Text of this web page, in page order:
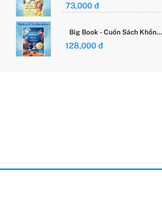
Giới Của Cô Gái Việt
73,000 đ
Big Book - Cuốn Sách Khổng
Hành Tinh (Tái Bản)
128,000 đ